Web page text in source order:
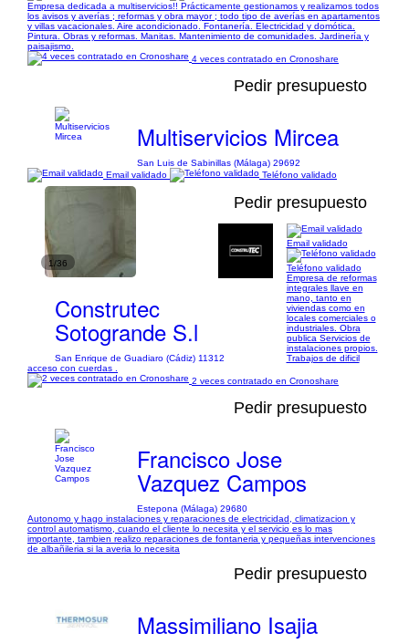
Empresa dedicada a multiservicios!! Prácticamente gestionamos y realizamos todos
los avisos y averías ; reformas y obra mayor ; todo tipo de averías en apartamentos
y villas vacacionales. Aire acondicionado. Fontanería. Electricidad y domótica.
Pintura. Obras y reformas. Manitas. Mantenimiento de comunidades. Jardinería y
paisajismo.
4 veces contratado en Cronoshare
Pedir presupuesto
Multiservicios Mircea
San Luis de Sabinillas (Málaga) 29692
Email validado
Teléfono validado
1/36
Pedir presupuesto
Construtec
Sotogrande S.l
San Enrique de Guadiaro (Cádiz) 11312
Email validado
Teléfono validado
Empresa de reformas
integrales llave en
mano, tanto en
viviendas como en
locales comerciales o
industriales. Obra
publica Servicios de
instalaciones propios.
Trabajos de dificil
acceso con cuerdas .
2 veces contratado en Cronoshare
Pedir presupuesto
Francisco Jose
Vazquez Campos
Estepona (Málaga) 29680
Autonomo y hago instalaciones y reparaciones de electricidad, climatizacion y
control automatismo, cuando el cliente lo necesita y el servicio es lo mas
importante, tambien realizo reparaciones de fontaneria y pequeñas intervenciones
de albañileria si la averia lo necesita
Pedir presupuesto
Massimiliano Isajia